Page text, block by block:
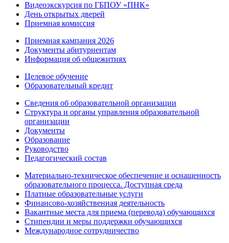
Видеоэкскурсия по ГБПОУ «ПНК»
День открытых дверей
Приемная комиссия
Приемная кампания 2026
Дoкументы абитуриентам
Информация об общежитиях
Целевое обучение
Образовательный кредит
Сведения об образовательной организации
Структура и органы управления образовательной
организации
Документы
Образование
Руководство
Педагогический состав
Материально-техническое обеспечение и оснащенность
образовательного процесса. Доступная среда
Платные образовательные услуги
Финансово-хозяйственная деятельность
Вакантные места для приема (перевода) обучающихся
Стипендии и меры поддержки обучающихся
Международное сотрудничество